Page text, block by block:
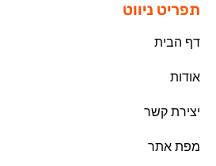
תפריט ניווט
דף הבית
אודות
יצירת קשר
מפת אתר